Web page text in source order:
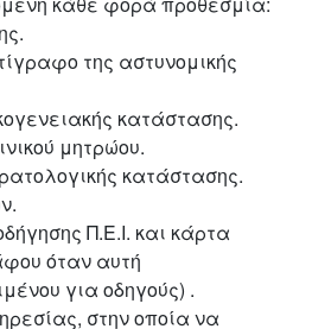
της αστυνομικής
κατάστασης.
μητρώου.
κατάστασης.
Π.Ε.Ι. και κάρτα
όταν αυτή
για οδηγούς) .
στην οποία να